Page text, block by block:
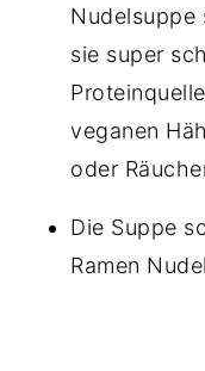
Nudelsuppe
sie super
veganen
oder
Die Suppe
Ramen